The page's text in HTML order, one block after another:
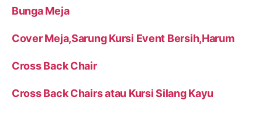
Bunga Meja
Cover Meja,Sarung Kursi Event Bersih,Harum
Cross Back Chair
Cross Back Chairs atau Kursi Silang Kayu